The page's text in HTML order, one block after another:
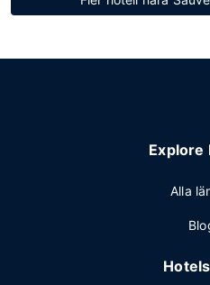
Explore
Alla